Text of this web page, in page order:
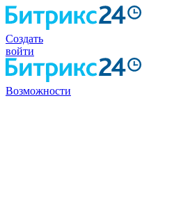
Создать
войти
Возможности